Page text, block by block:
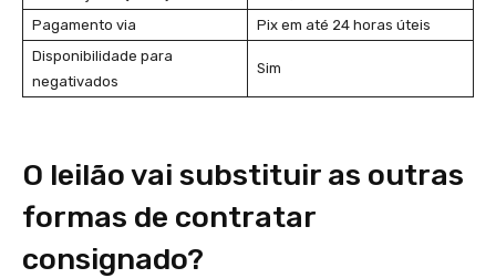
Pagamento via
Pix em até 24 horas úteis
Disponibilidade para
negativados
Sim
O leilão vai substituir as outras
formas de contratar
consignado?